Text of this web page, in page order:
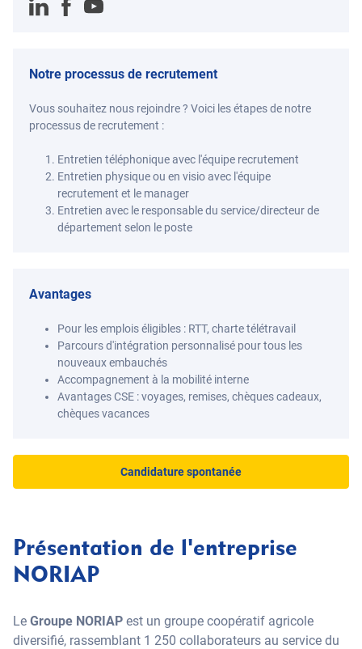
Notre processus de recrutement
Vous souhaitez nous rejoindre ? Voici les étapes de notre
processus de recrutement :
Entretien téléphonique avec l'équipe recrutement
Entretien physique ou en visio avec l'équipe
recrutement et le manager
Entretien avec le responsable du service/directeur de
département selon le poste
Avantages
Pour les emplois éligibles : RTT, charte télétravail
Parcours d'intégration personnalisé pour tous les
nouveaux embauchés
Accompagnement à la mobilité interne
Avantages CSE : voyages, remises, chèques cadeaux,
chèques vacances
Candidature spontanée
Présentation de l'entreprise
NORIAP
Le Groupe NORIAP est un groupe coopératif agricole
diversifié, rassemblant 1 250 collaborateurs au service du